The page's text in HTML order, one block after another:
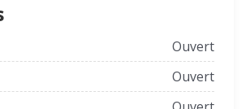
Ouvert
Ouvert